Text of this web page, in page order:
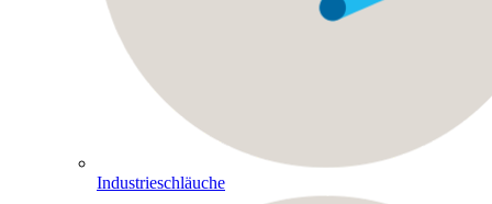
Industrieschläuche